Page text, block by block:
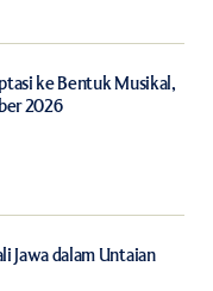
in this browser for
email.
ke Bentuk Musikal,
2026
Jawa dalam Untaian